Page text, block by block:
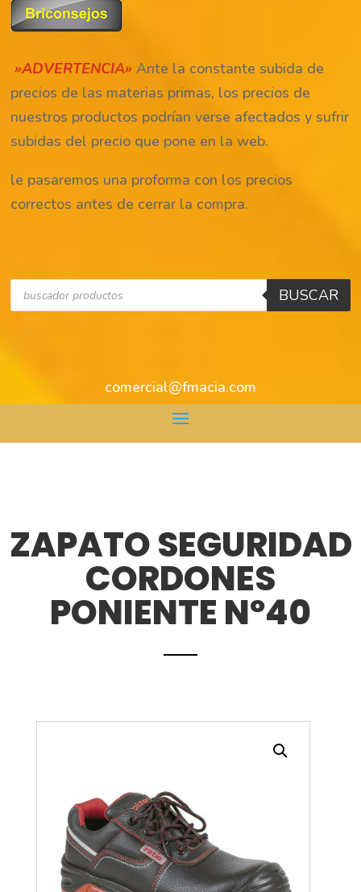
»ADVERTENCIA» Ante la constante subida de
precios de las materias primas, los precios de
nuestros productos podrían verse afectados y sufrir
subidas del precio que pone en la web.
le pasaremos una proforma con los precios
correctos antes de cerrar la compra.
Búsqueda
de
productos
BUSCAR
comercial@fmacia.com
ZAPATO SEGURIDAD
CORDONES
PONIENTE Nº40